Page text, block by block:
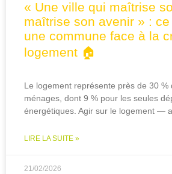
« Une ville qui maîtrise
maîtrise son avenir » :
une commune face à la
logement 🏠
Le logement représente près de 30 %
ménages, dont 9 % pour les seules
énergétiques. Agir sur le logement —
LIRE LA SUITE »
21/02/2026